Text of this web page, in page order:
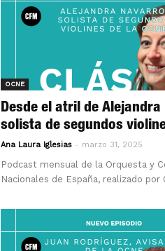
OCNE
Desde el atril de Alejandra
solista de segundos
Ana Laura Iglesias - marzo 31, 2025
Podcast mensual de la Orquesta y
Nacionales de España, realizado por